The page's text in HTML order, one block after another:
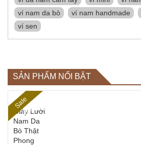
ví nam da bò
ví nam handmade
ví sen
SẢN PHẨM NỔI BẬT
S
al
e
5
5
%
Giày Lười
Nam Da
Bò Thật
Phong